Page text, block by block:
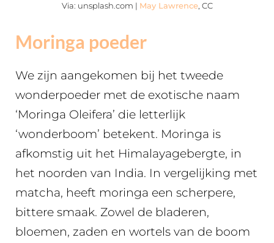
Via: unsplash.com | May Lawrence, CC
Moringa poeder
We zijn aangekomen bij het tweede
wonderpoeder met de exotische naam
‘Moringa Oleifera’ die letterlijk
‘wonderboom’ betekent. Moringa is
afkomstig uit het Himalayagebergte, in
het noorden van India. In vergelijking met
matcha, heeft moringa een scherpere,
bittere smaak. Zowel de bladeren,
bloemen, zaden en wortels van de boom